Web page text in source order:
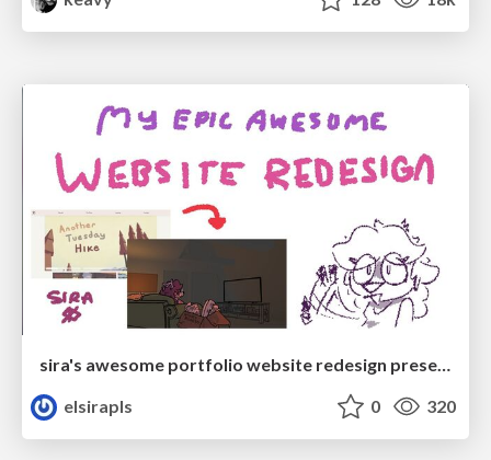
sira's awesome portfolio website redesign presentation
elsirapls
0 320